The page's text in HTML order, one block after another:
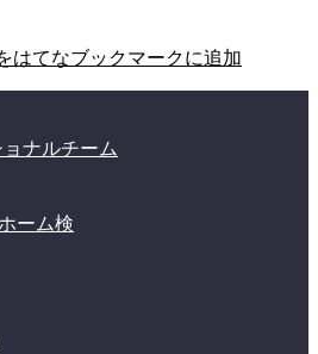
ナルチーム
ーム検